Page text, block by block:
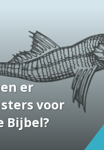
er
voor
Bijbel?